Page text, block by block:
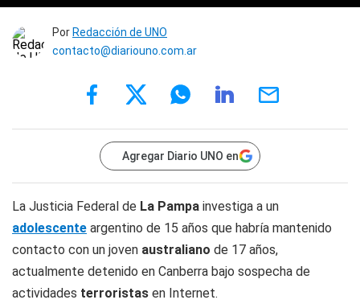
Por Redacción de UNO
contacto@diariouno.com.ar
Agregar Diario UNO en
La Justicia Federal de La Pampa investiga a un
adolescente argentino de 15 años que habría mantenido
contacto con un joven australiano de 17 años,
actualmente detenido en Canberra bajo sospecha de
actividades terroristas en Internet.